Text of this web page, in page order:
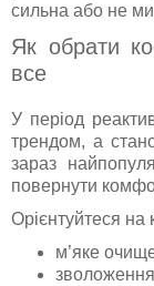
сильна або не
Як обрати
все
У період
трендом, а
зараз
повернути
Орієнтуйтеся на
м’яке